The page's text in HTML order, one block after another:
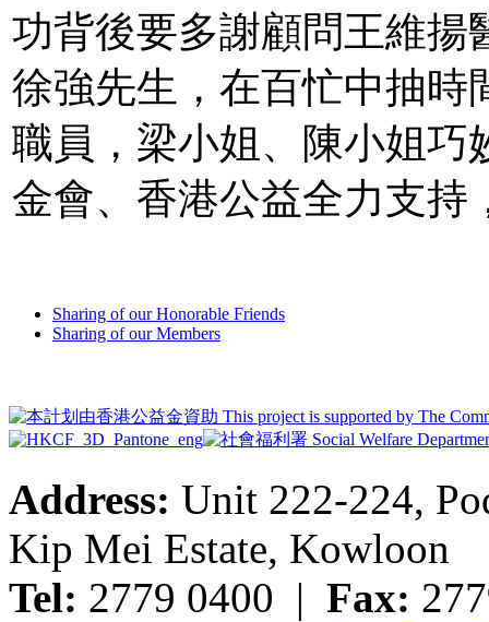
功背後要多謝顧問王維揚
徐強先生，在百忙中抽時
職員，梁小姐、陳小姐巧
金會、香港公益全力支持
Sharing of our Honorable Friends
Sharing of our Members
Address: Unit 222-224,
Kip Mei Estate, Kowloon
Tel: 2779 0400 | Fax: